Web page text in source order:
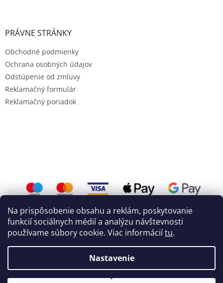
Na prispôsobenie obsahu a reklám, poskytovanie
funkcií sociálnych médií a analýzu návštevnosti
používame súbory cookie. Viac informáciítu.
Nastavenie
PRÁVNE STRÁNKY
Obchodné podmienky
Ochrana osobných údajov
Odstúpenie od zmluvy
Reklamačný formulár
Reklamačný poriadok